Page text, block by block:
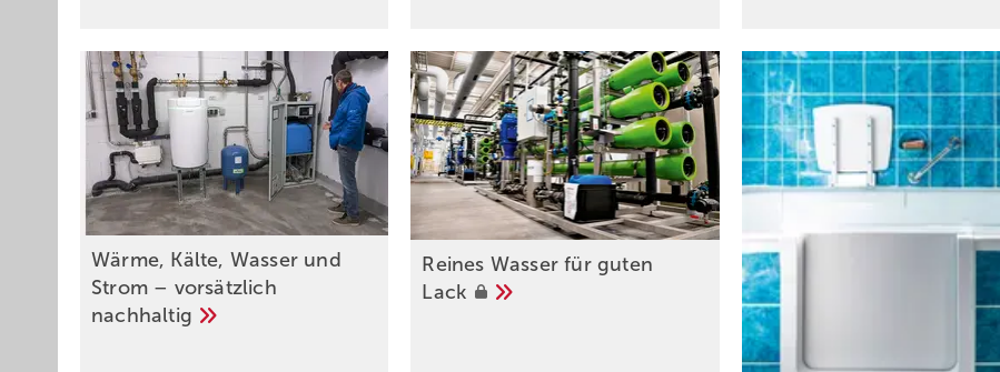
Wärme, Kälte, Wasser und
Strom – vorsätzlich
nachhaltig
Reines Wasser für guten
Lack